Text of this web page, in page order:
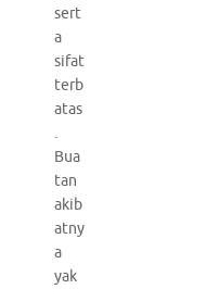
sert
a
sifat
terb
atas
.
Bua
tan
akib
atny
a
yak